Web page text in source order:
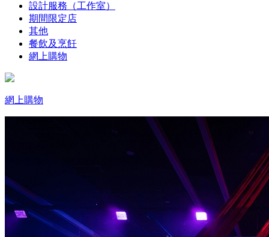
設計服務（工作室）
期間限定店
其他
餐飲及烹飪
網上購物
網上購物